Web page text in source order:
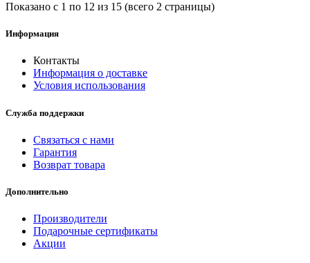
Показано с 1 по 12 из 15 (всего 2 страницы)
Информация
Контакты
Информация о доставке
Условия использования
Служба поддержки
Связаться с нами
Гарантия
Возврат товара
Дополнительно
Производители
Подарочные сертификаты
Акции